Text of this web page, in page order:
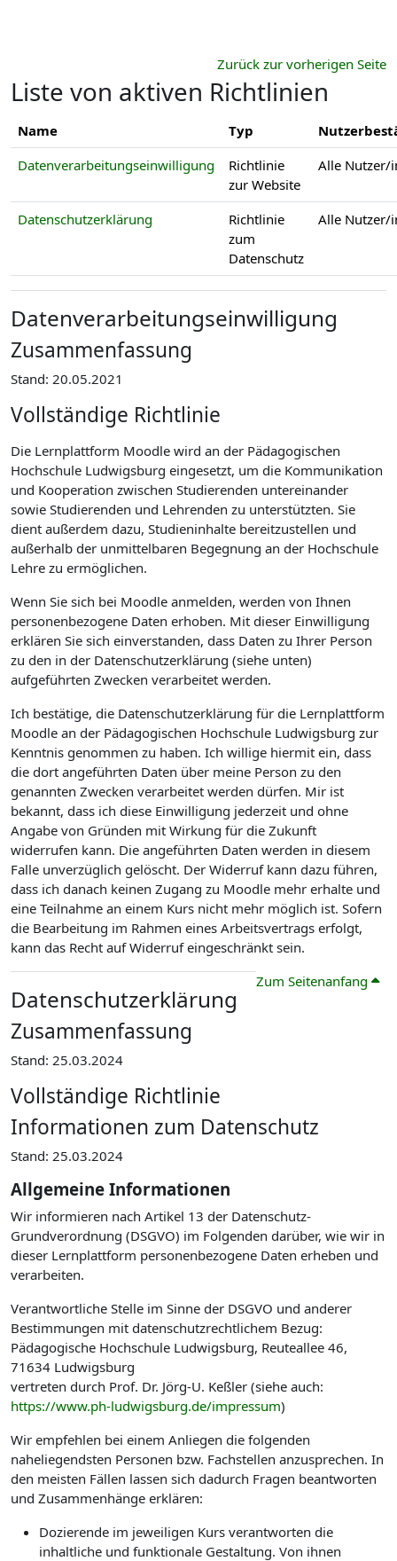
Zurück zur vorherigen Seite
Liste von aktiven Richtlinien
Name Typ
Datenverarbeitungseinwilligung
Richtlinie
zur Website
Alle Nutzer/
Datenschutzerklärung
Richtlinie
zum
Datenschutz
Alle Nutzer/
Datenverarbeitungseinwilligung
Zusammenfassung
Stand: 20.05.2021
Vollständige Richtlinie
Die Lernplattform Moodle wird an der Pädagogischen
Hochschule Ludwigsburg eingesetzt, um die Kommunikation
und Kooperation zwischen Studierenden untereinander
sowie Studierenden und Lehrenden zu unterstützten. Sie
dient außerdem dazu, Studieninhalte bereitzustellen und
außerhalb der unmittelbaren Begegnung an der Hochschule
Lehre zu ermöglichen.
Wenn Sie sich bei Moodle anmelden, werden von Ihnen
personenbezogene Daten erhoben. Mit dieser Einwilligung
erklären Sie sich einverstanden, dass Daten zu Ihrer Person
zu den in der Datenschutzerklärung (siehe unten)
aufgeführten Zwecken verarbeitet werden.
Ich bestätige, die Datenschutzerklärung für die Lernplattform
Moodle an der Pädagogischen Hochschule Ludwigsburg zur
Kenntnis genommen zu haben. Ich willige hiermit ein, dass
die dort angeführten Daten über meine Person zu den
genannten Zwecken verarbeitet werden dürfen. Mir ist
bekannt, dass ich diese Einwilligung jederzeit und ohne
Angabe von Gründen mit Wirkung für die Zukunft
widerrufen kann. Die angeführten Daten werden in diesem
Falle unverzüglich gelöscht. Der Widerruf kann dazu führen,
dass ich danach keinen Zugang zu Moodle mehr erhalte und
eine Teilnahme an einem Kurs nicht mehr möglich ist. Sofern
die Bearbeitung im Rahmen eines Arbeitsvertrags erfolgt,
kann das Recht auf Widerruf eingeschränkt sein.
Zum Seitenanfang
Datenschutzerklärung
Zusammenfassung
Stand: 25.03.2024
Vollständige Richtlinie
Informationen zum Datenschutz
Stand: 25.03.2024
Allgemeine Informationen
Wir informieren nach Artikel 13 der Datenschutz-
Grundverordnung (DSGVO) im Folgenden darüber, wie wir in
dieser Lernplattform personenbezogene Daten erheben und
verarbeiten.
Verantwortliche Stelle im Sinne der DSGVO und anderer
Bestimmungen mit datenschutzrechtlichem Bezug:
Pädagogische Hochschule Ludwigsburg, Reuteallee 46,
71634 Ludwigsburg
vertreten durch Prof. Dr. Jörg-U. Keßler (siehe auch:
https://www.ph-ludwigsburg.de/impressum)
Wir empfehlen bei einem Anliegen die folgenden
naheliegendsten Personen bzw. Fachstellen anzusprechen. In
den meisten Fällen lassen sich dadurch Fragen beantworten
und Zusammenhänge erklären:
Dozierende im jeweiligen Kurs verantworten die
inhaltliche und funktionale Gestaltung. Von ihnen